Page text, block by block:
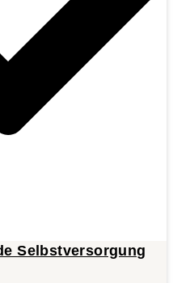
Selbstversorgung